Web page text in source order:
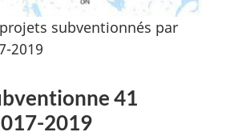
subventionnés par
2019
41
2019